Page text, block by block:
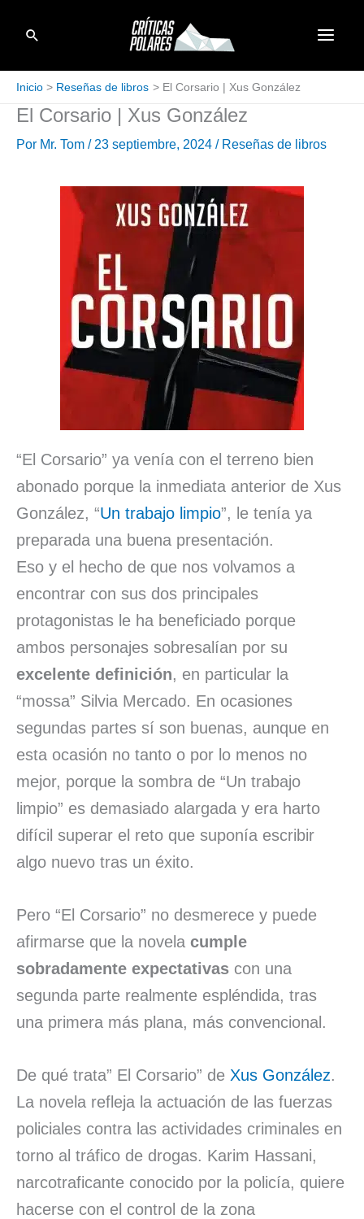
Buscar
Inicio Reseñas de libros El Corsario | Xus González
El Corsario | Xus González
Por Mr. Tom / 23 septiembre, 2024 / Reseñas de libros
“El Corsario” ya venía con el terreno bien
abonado porque la inmediata anterior de Xus
González, “Un trabajo limpio”, le tenía ya
preparada una buena presentación.
Eso y el hecho de que nos volvamos a
encontrar con sus dos principales
protagonistas le ha beneficiado porque
ambos personajes sobresalían por su
excelente definición, en particular la
“mossa” Silvia Mercado. En ocasiones
segundas partes sí son buenas, aunque en
esta ocasión no tanto o por lo menos no
mejor, porque la sombra de “Un trabajo
limpio” es demasiado alargada y era harto
difícil superar el reto que suponía escribir
algo nuevo tras un éxito.
Pero “El Corsario” no desmerece y puede
afirmarse que la novela cumple
sobradamente expectativas con una
segunda parte realmente espléndida, tras
una primera más plana, más convencional.
De qué trata” El Corsario” de Xus González.
La novela refleja la actuación de las fuerzas
policiales contra las actividades criminales en
torno al tráfico de drogas. Karim Hassani,
narcotraficante conocido por la policía, quiere
hacerse con el control de la zona